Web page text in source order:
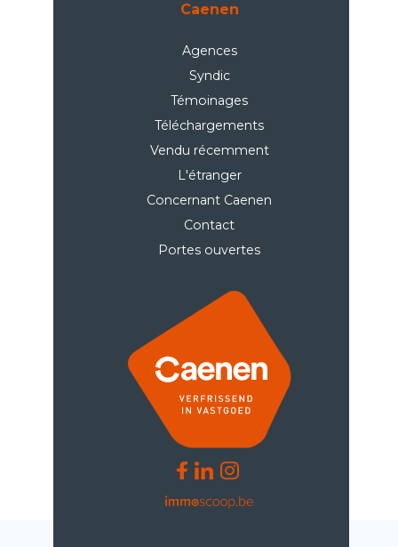
Caenen
Agences
Syndic
Témoinages
Téléchargements
Vendu récemment
L'étranger
Concernant Caenen
Contact
Portes ouvertes